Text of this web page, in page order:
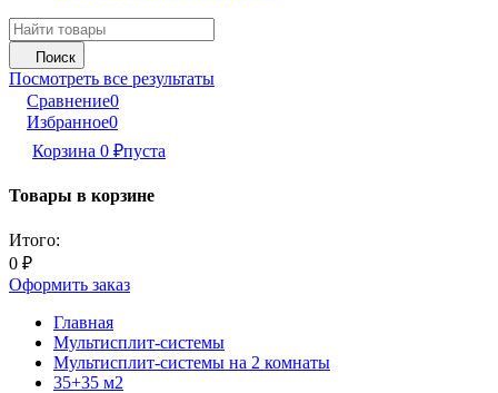
Поиск
Посмотреть все результаты
Сравнение0
Избранное0
Корзина 0 ₽пуста
Товары в корзине
Итого:
0 ₽
Оформить заказ
Главная
Мультисплит-системы
Мультисплит-системы на 2 комнаты
35+35 м2